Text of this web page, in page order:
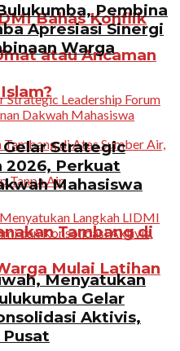
Bahas Konflik
atau Ancaman
Tambang di
Mulai Latihan
Pembina
Apresiasi Sinergi
Warga
Strategic
2026, Perkuat
Mahasiswa
Menyatukan
Gelar
Aktivis,